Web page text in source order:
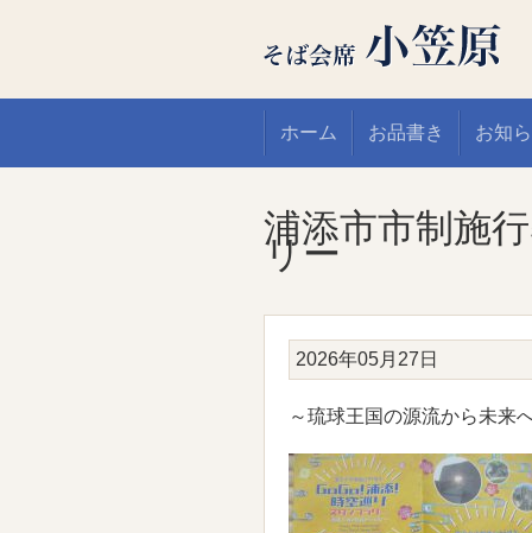
ホーム お品書き お知
浦添市市制施
リー
2026年05月27日
～琉球王国の源流から未来